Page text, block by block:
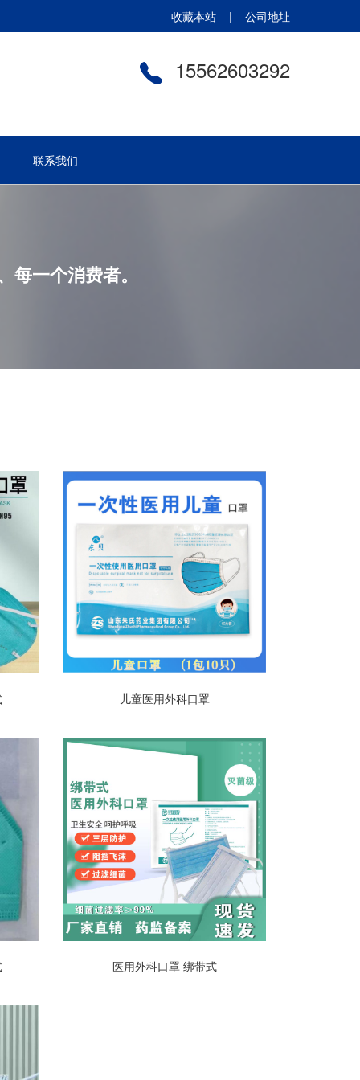
收藏本站 | 公司地址
15562603292
联系我们
一个消费者。
儿童医用外科口罩
医用外科口罩 绑带式